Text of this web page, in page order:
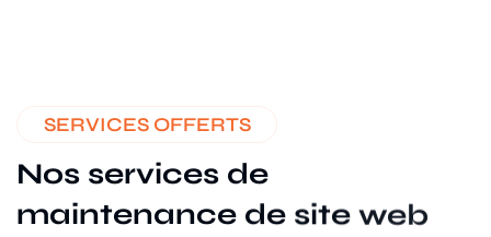
SERVICES OFFERTS
Nos services de
maintenance de site web